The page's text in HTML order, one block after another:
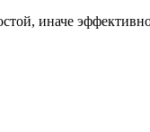
иначе